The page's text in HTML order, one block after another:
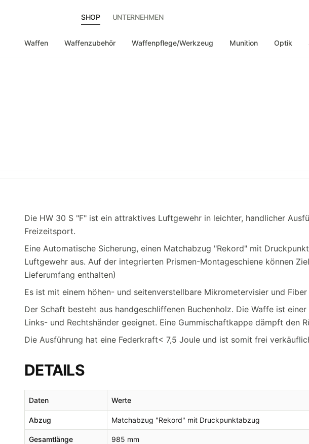
SHOP UNTERNEHMEN
Waffen Waffenzubehör Waffenpflege/Werkzeug Munition Optik
Die HW 30 S "F" ist ein attraktives Luftgewehr in leichter, handlicher
Freizeitsport.
Eine Automatische Sicherung, einen Matchabzug "Rekord" mit
Luftgewehr aus. Auf der integrierten Prismen-Montageschiene können
Lieferumfang enthalten)
Es ist mit einem höhen- und seitenverstellbare Mikrometervisier und
Der Schaft besteht aus handgeschliffenen Buchenholz. Die Waffe ist
Links- und Rechtshänder geeignet. Eine Gummischaftkappe dämpft den
Die Ausführung hat eine Federkraft< 7,5 Joule und ist somit frei
DETAILS
Daten Werte
Abzug Matchabzug "Rekord" mit Druckpunktabzug
Gesamtlänge 985 mm